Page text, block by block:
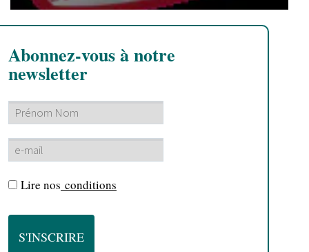
Abonnez-vous à notre
newsletter
Lire nos conditions